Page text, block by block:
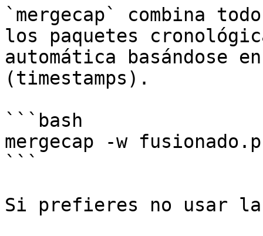
`mergecap` combina
los paquetes
automática basándose
(timestamps).
```bash
mergecap -w
```
Si prefieres no usar